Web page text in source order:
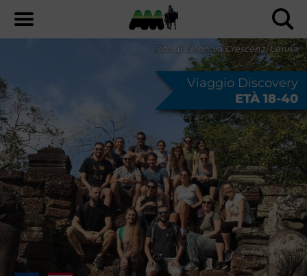
Viaggio Discovery
ETÀ 18-40
Foto di Eleonora Crescenzi Lanna